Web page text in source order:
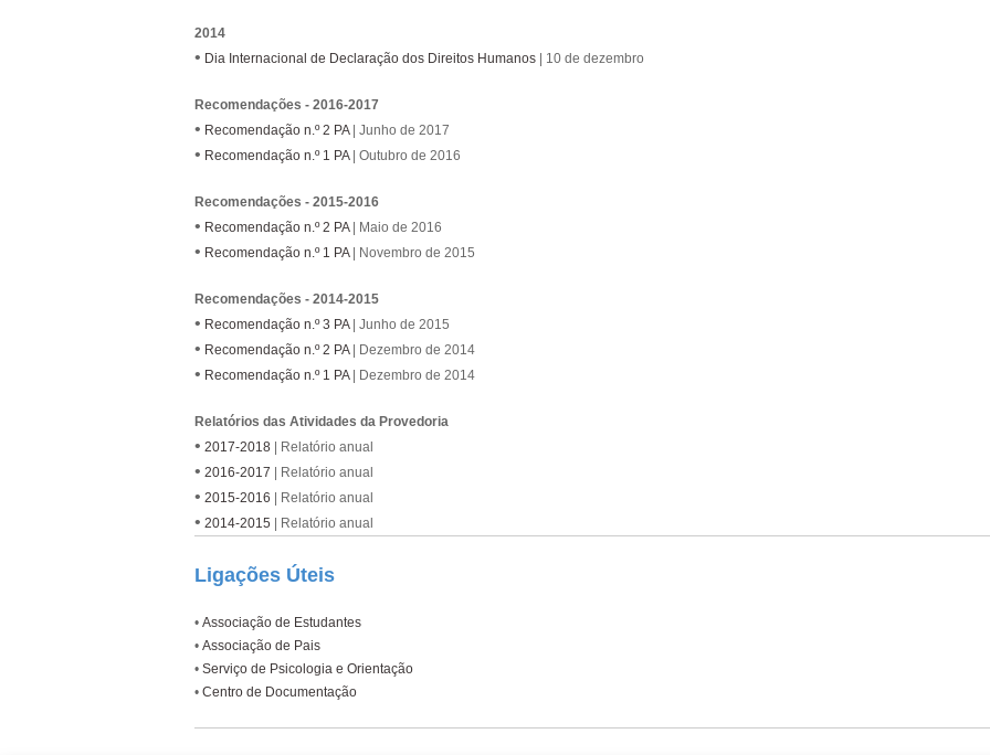
2014
• Dia Internacional de Declaração dos Direitos Humanos| 10 de dezembro
Recomendações - 2016-2017
• Recomendação n.º 2 PA| Junho de 2017
• Recomendação n.º 1 PA| Outubro de 2016
Recomendações - 2015-2016
• Recomendação n.º 2 PA| Maio de 2016
• Recomendação n.º 1 PA| Novembro de 2015
Recomendações - 2014-2015
• Recomendação n.º 3 PA| Junho de 2015
• Recomendação n.º 2 PA| Dezembro de 2014
• Recomendação n.º 1 PA| Dezembro de 2014
Relatórios das Atividades da Provedoria
• 2017-2018| Relatório anual
• 2016-2017 | Relatório anual
• 2015-2016 | Relatório anual
• 2014-2015 | Relatório anual
Ligações Úteis
• Associação de Estudantes
• Associação de Pais
• Serviço de Psicologia e Orientação
• Centro de Documentação